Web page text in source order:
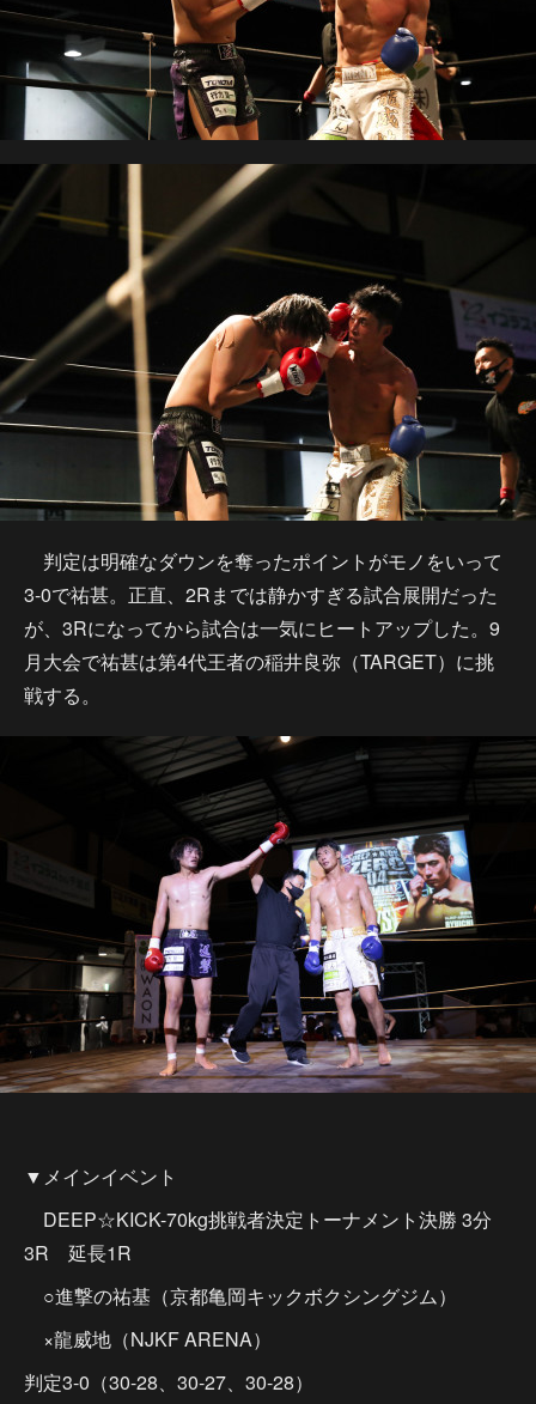
判定は明確なダウンを奪ったポイントがモノをいって
3-0で祐甚。正直、2Rまでは静かすぎる試合展開だった
が、3Rになってから試合は一気にヒートアップした。9
月大会で祐甚は第4代王者の稲井良弥（TARGET）に挑
戦する。
▼メインイベント
DEEP☆KICK-70kg挑戦者決定トーナメント決勝 3分
3R 延長1R
○進撃の祐基（京都亀岡キックボクシングジム）
×龍威地（NJKF ARENA）
判定3-0（30-28、30-27、30-28）